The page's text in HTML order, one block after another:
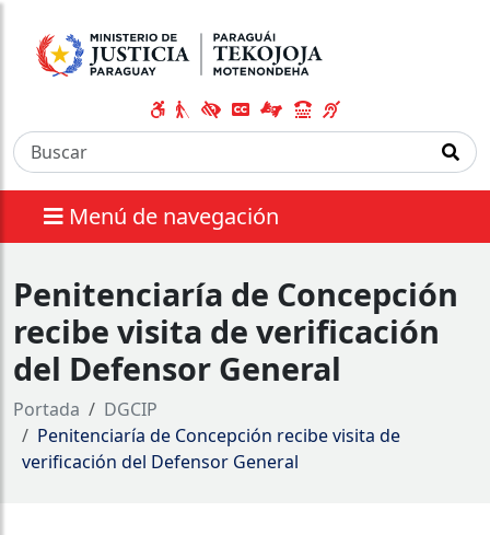
Menú de navegación
Penitenciaría de Concepción
recibe visita de verificación
del Defensor General
Portada
DGCIP
Penitenciaría de Concepción recibe visita de
verificación del Defensor General